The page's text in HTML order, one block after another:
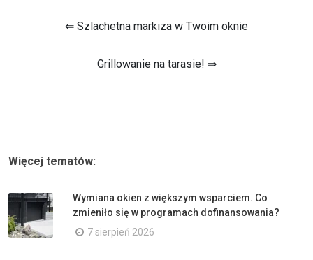
⇐ Szlachetna markiza w Twoim oknie
Grillowanie na tarasie! ⇒
Więcej tematów:
Wymiana okien z większym wsparciem. Co
zmieniło się w programach dofinansowania?
7 sierpień 2026